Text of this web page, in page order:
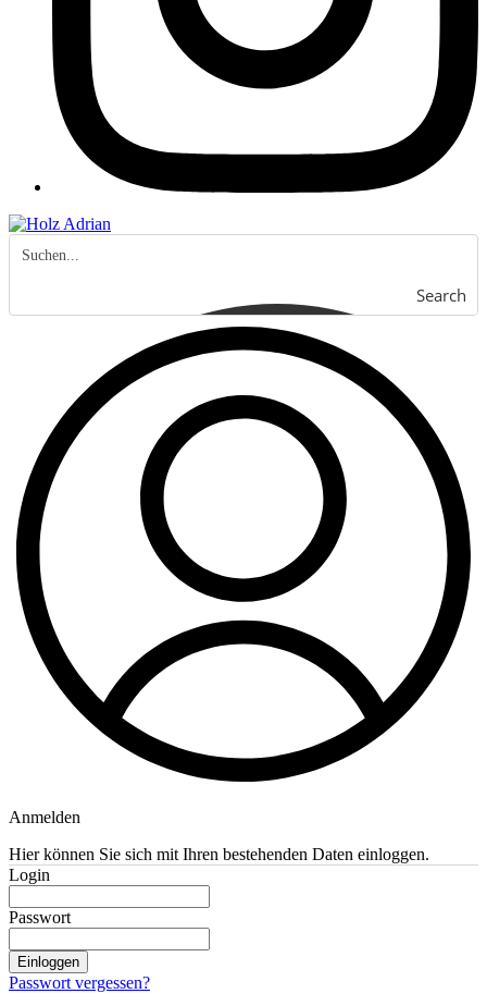
Search
Anmelden
Hier können Sie sich mit Ihren bestehenden Daten einloggen.
Login
Passwort
Einloggen
Passwort vergessen?